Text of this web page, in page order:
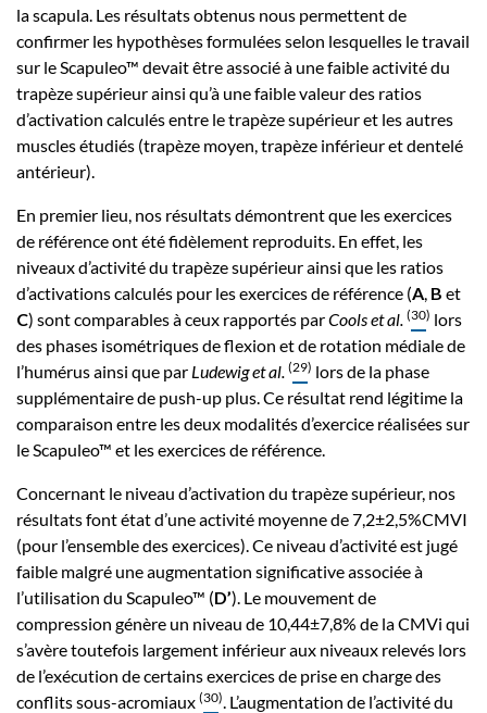
la scapula. Les résultats obtenus nous permettent de
confirmer les hypothèses formulées selon lesquelles le travail
sur le Scapuleo™ devait être associé à une faible activité du
trapèze supérieur ainsi qu’à une faible valeur des ratios
d’activation calculés entre le trapèze supérieur et les autres
muscles étudiés (trapèze moyen, trapèze inférieur et dentelé
antérieur).
En premier lieu, nos résultats démontrent que les exercices
de référence ont été fidèlement reproduits. En effet, les
niveaux d’activité du trapèze supérieur ainsi que les ratios
d’activations calculés pour les exercices de référence (A, B et
C) sont comparables à ceux rapportés parCools et al. (30) lors
des phases isométriques de flexion et de rotation médiale de
l’humérus ainsi que par Ludewig et al. (29) lors de la phase
supplémentaire de push-up plus. Ce résultat rend légitime la
comparaison entre les deux modalités d’exercice réalisées sur
le Scapuleo™ et les exercices de référence.
Concernant le niveau d’activation du trapèze supérieur, nos
résultats font état d’une activité moyenne de 7,2±2,5%CMVI
(pour l’ensemble des exercices). Ce niveau d’activité est jugé
faible malgré une augmentation significative associée à
l’utilisation du Scapuleo™ (D’). Le mouvement de
compression génère un niveau de 10,44±7,8% de la CMVi qui
s’avère toutefois largement inférieur aux niveaux relevés lors
de l’exécution de certains exercices de prise en charge des
conflits sous-acromiaux (30). L’augmentation de l’activité du